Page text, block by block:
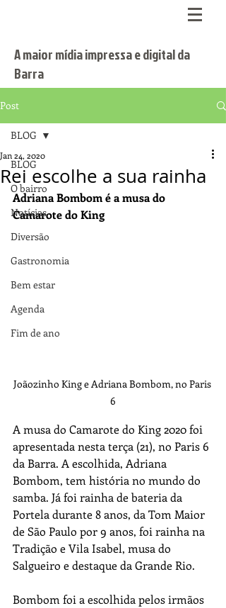
A maior mídia impressa e digital da
Barra
Post
BLOG
O bairro
Notícias
Diversão
Gastronomia
Bem estar
Agenda
Fim de ano
BLOG
Rei escolhe a sua rainha
Jan 24, 2020
Adriana Bombom é a musa do
Camarote do King
Joãozinho King e Adriana Bombom, no Paris
6
A musa do Camarote do King 2020 foi
apresentada nesta terça (21), no Paris 6
da Barra. A escolhida, Adriana
Bombom, tem história no mundo do
samba. Já foi rainha de bateria da
Portela durante 8 anos, da Tom Maior
de São Paulo por 9 anos, foi rainha na
Tradição e Vila Isabel, musa do
Salgueiro e destaque da Grande Rio.
Bombom foi a escolhida pelos irmãos